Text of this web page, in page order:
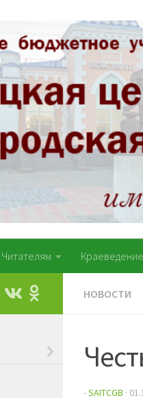
Читателям Краеведение
НОВОСТИ
-SAITCGB ·